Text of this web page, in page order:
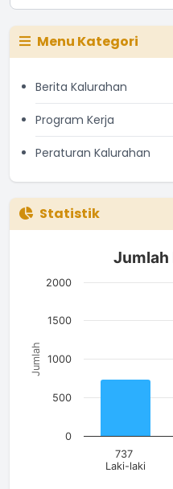
Menu Kategori
Berita Kalurahan
Program Kerja
Peraturan Kalurahan
Statistik
Jumlah Penduduk
Bar chart with 3 bars.
The chart has 1 X axis
Jumlah
Jumlah
737
Laki-laki
0
500
1000
1500
2000